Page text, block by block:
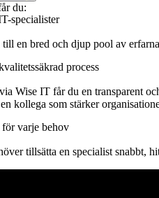
du:
specialister
en bred och djup pool av
process
Wise IT får du en transparent
kollega som stärker
varje behov
tillsätta en specialist snabbt,